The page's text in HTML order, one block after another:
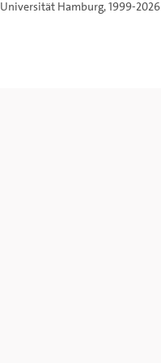
Universität Hamburg, 1999-2026